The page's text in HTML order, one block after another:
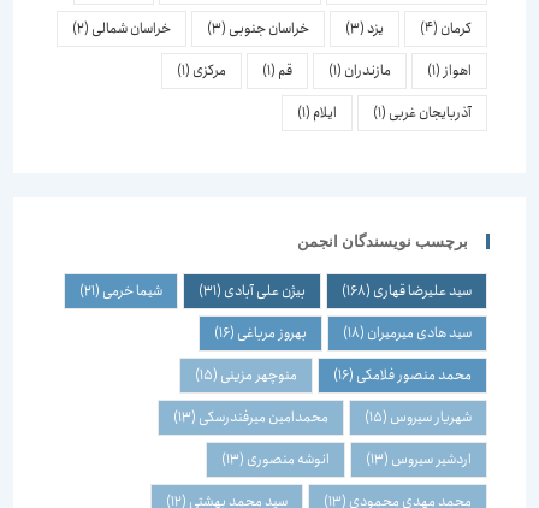
یزد خراسان جنوبی(3) خراسان شمالی(2)
مازندران (1) قم مرکزی
آذربایجان غربی(1) ایلام
برچسب نویسندگان انجمن
سید علیرضا قهاری(168) بیژن علی آبادی(31) شیما خرمی(21)
سید هادی میرمیران (18) بهروز مرباغی(16)
محمد منصور فلامکی(16) منوچهر مزینی(15)
شهریار سیروس(15) محمدامین میرفندرسکی(13)
اردشیر سیروس(13) انوشه منصوری (13)
محمد مهدی محمودی(13) سید محمد بهشتی(12)